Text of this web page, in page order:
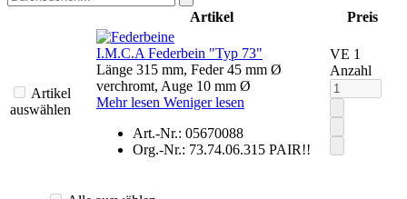
Artikel Preis
Artikel
auswählen
I.M.C.A Federbein "Typ 73"
Länge 315 mm, Feder 45 mm Ø
verchromt, Auge 10 mm Ø
Mehr lesen Weniger lesen
Art.-Nr.: 05670088
Org.-Nr.: 73.74.06.315 PAIR!!
VE 1
Anzahl